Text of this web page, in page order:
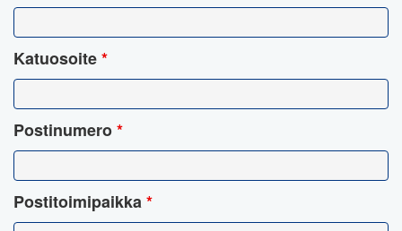
Katuosoite*
Postinumero*
Postitoimipaikka*